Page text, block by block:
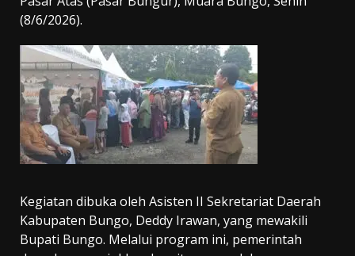
(8/6/2026).
Kegiatan dibuka oleh Asisten II Sekretariat Daerah
Kabupaten Bungo, Deddy Irawan, yang mewakili
Bupati Bungo. Melalui program ini, pemerintah